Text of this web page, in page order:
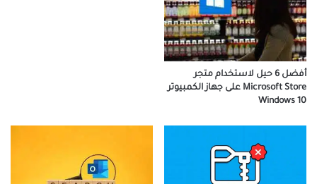
أفضل 6 حيل لاستخدام متجر
Microsoft Store على جهاز الكمبيوتر
Windows 10